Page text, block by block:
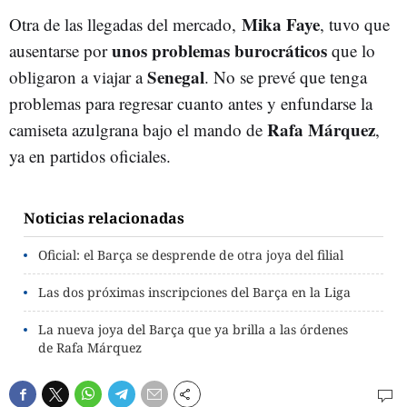
Otra de las llegadas del mercado, Mika Faye, tuvo que
ausentarse porunos problemas burocráticos que lo
obligaron a viajar aSenegal. No se prevé que tenga
problemas para regresar cuanto antes y enfundarse la
camiseta azulgrana bajo el mando de Rafa Márquez,
ya en partidos oficiales.
Noticias relacionadas
Oficial: el Barça se desprende de otra joya del filial
Las dos próximas inscripciones del Barça en la Liga
La nueva joya del Barça que ya brilla a las órdenes
de Rafa Márquez